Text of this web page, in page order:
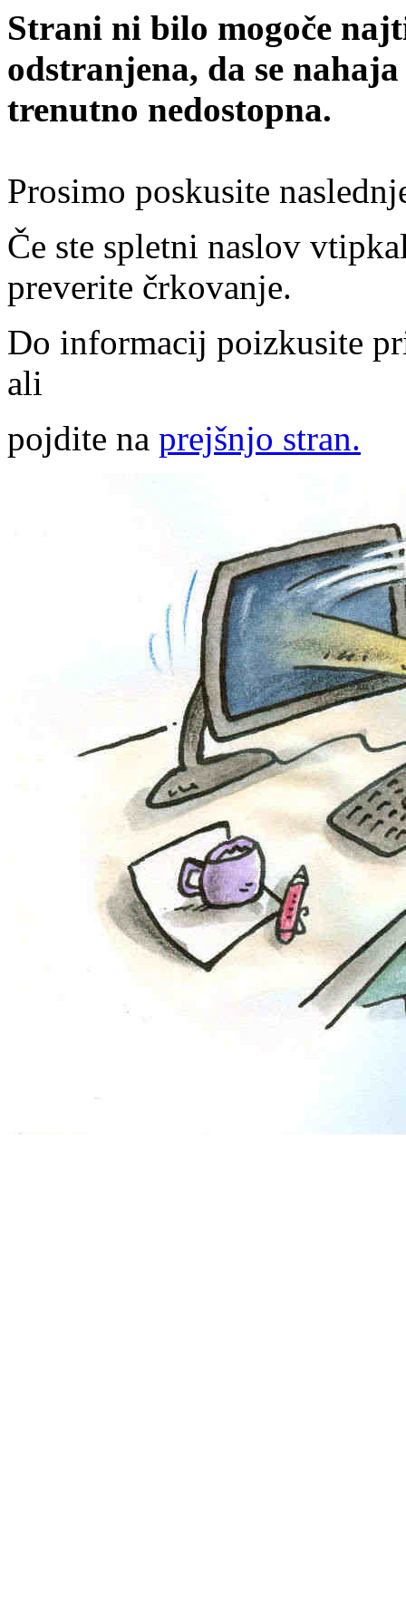
Strani ni bilo mogoče
odstranjena, da se
trenutno nedostopna.
Prosimo poskusite
Če ste spletni naslov
preverite črkovanje.
Do informacij poizkusite
ali
pojdite na prejšnjo stran.